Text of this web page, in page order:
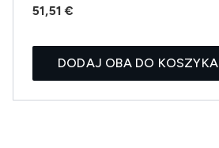
51,51 €
DODAJ OBA DO KOSZYKA